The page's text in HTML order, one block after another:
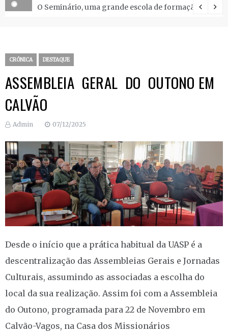
O Seminário, uma grande escola de formação.
CRÓNICA DESTAQUE
ASSEMBLEIA GERAL DO OUTONO EM
CALVÃO
Admin 07/12/2025
Desde o início que a prática habitual da UASP é a
descentralização das Assembleias Gerais e Jornadas
Culturais, assumindo as associadas a escolha do
local da sua realização. Assim foi com a Assembleia
do Outono, programada para 22 de Novembro em
Calvão-Vagos, na Casa dos Missionários